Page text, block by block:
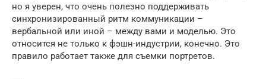
но я уверен, что очень полезно поддерживать
синхронизированный ритм коммуникации –
вербальной или иной – между вами и моделью. Это
относится не только к фэшн-индустрии, конечно. Это
правило работает также для съемки портретов.